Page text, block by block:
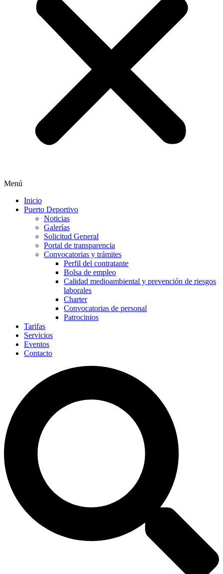
Menú
Inicio
Puerto Deportivo
Noticias
Galerías
Solicitud General
Portal de transparencia
Convocatorias y trámites
Perfil del contratante
Bolsa de empleo
Calidad medioambiental y prevención de riesgos
laborales
Charter
Convocatorias de personal
Patrocinios
Tarifas
Servicios
Eventos
Contacto